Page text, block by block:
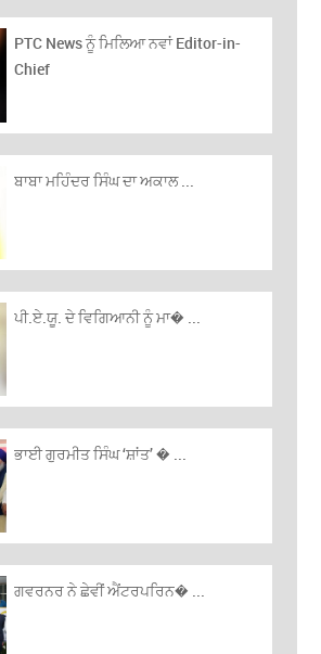
PTC News ਨੂੰ ਮਿਲਿਆ ਨਵਾਂ Editor-in-
Chief
ਬਾਬਾ ਮਹਿੰਦਰ ਸਿੰਘ ਦਾ ਅਕਾਲ ...
ਪੀ.ਏ.ਯੂ. ਦੇ ਵਿਗਿਆਨੀ ਨੂੰ ਮਾ� ...
ਭਾਈ ਗੁਰਮੀਤ ਸਿੰਘ ‘ਸ਼ਾਂਤ’ � ...
ਗਵਰਨਰ ਨੇ ਛੇਵੀਂ ਐਂਟਰਪਰਿਨ� ...